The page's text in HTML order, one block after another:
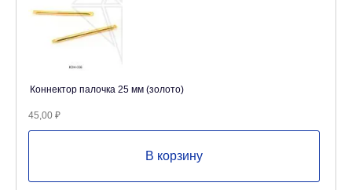
Коннектор палочка 25 мм (золото)
45,00 ₽
В корзину